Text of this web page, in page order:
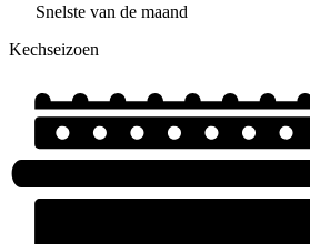
Snelste van de maand
Kechseizoen